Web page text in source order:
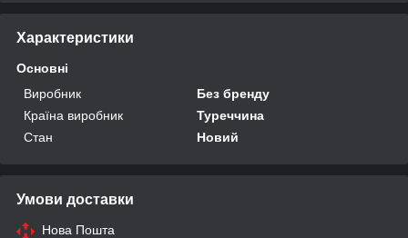
Характеристики
Основні
Виробник
Без бренду
Країна виробник
Туреччина
Стан
Новий
Умови доставки
Нова Пошта